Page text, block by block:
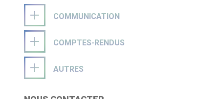
COMMUNICATION
COMPTES-RENDUS
AUTRES